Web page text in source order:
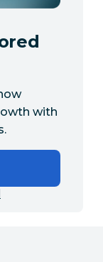
with